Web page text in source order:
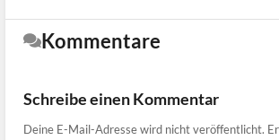
Kommentare
Schreibe einen Kommentar
Deine E-Mail-Adresse wird nicht veröffentlicht.